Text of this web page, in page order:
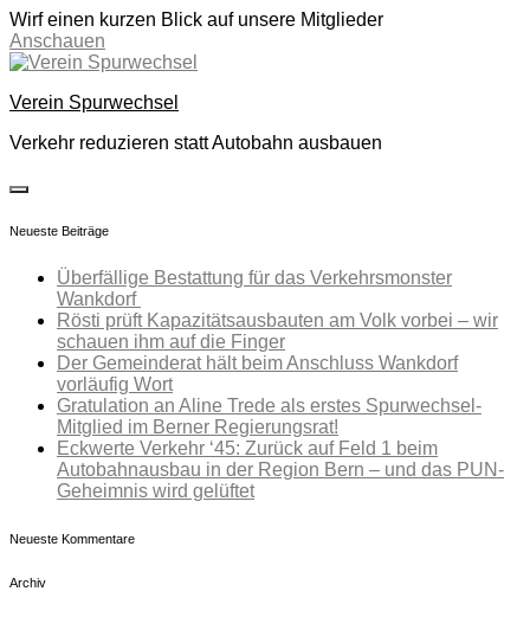
Wirf einen kurzen Blick auf unsere Mitglieder
Anschauen
Skip
content
Verein Spurwechsel
Verkehr reduzieren statt Autobahn ausbauen
toggle
sidebar
Neueste Beiträge
Überfällige Bestattung für das Verkehrsmonster
Wankdorf
Rösti prüft Kapazitätsausbauten am Volk vorbei – wir
schauen ihm auf die Finger
Der Gemeinderat hält beim Anschluss Wankdorf
vorläufig Wort
Gratulation an Aline Trede als erstes Spurwechsel-
Mitglied im Berner Regierungsrat!
Eckwerte Verkehr ‘45: Zurück auf Feld 1 beim
Autobahnausbau in der Region Bern – und das PUN-
Geheimnis wird gelüftet
Neueste Kommentare
Archiv